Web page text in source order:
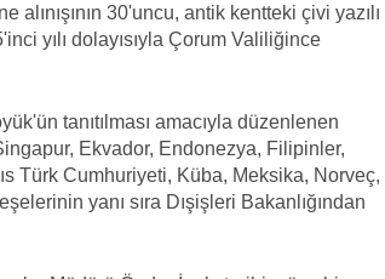
30'uncu, antik kentteki çivi yazılı
yılı dolayısıyla Çorum Valiliğince
tanıtılması amacıyla düzenlenen
Ekvador, Endonezya, Filipinler,
Türk Cumhuriyeti, Küba, Meksika, Norveç,
yanı sıra Dışişleri Bakanlığından